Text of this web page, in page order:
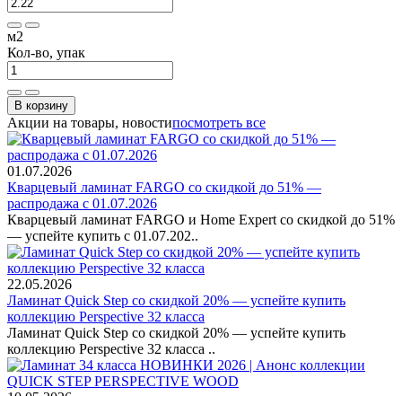
м2
Кол-во, упак
В корзину
Акции на товары, новостипосмотреть все
01.07.2026
Кварцевый ламинат FARGO со скидкой до 51% —
распродажа с 01.07.2026
Кварцевый ламинат FARGO и Home Expert со скидкой до 51%
— успейте купить с 01.07.202..
22.05.2026
Ламинат Quick Step со скидкой 20% — успейте купить
коллекцию Perspective 32 класса
Ламинат Quick Step со скидкой 20% — успейте купить
коллекцию Perspective 32 класса ..